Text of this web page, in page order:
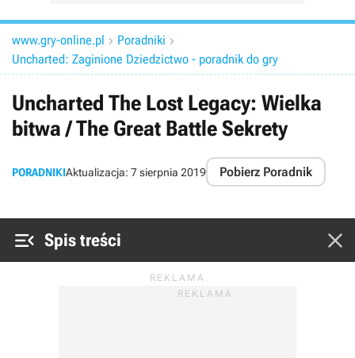
www.gry-online.pl  Poradniki 
Uncharted: Zaginione Dziedzictwo - poradnik do gry
Uncharted The Lost Legacy: Wielka
bitwa / The Great Battle Sekrety
PORADNIKIAktualizacja: 7 sierpnia 2019 Pobierz Poradnik
 Spis treści 